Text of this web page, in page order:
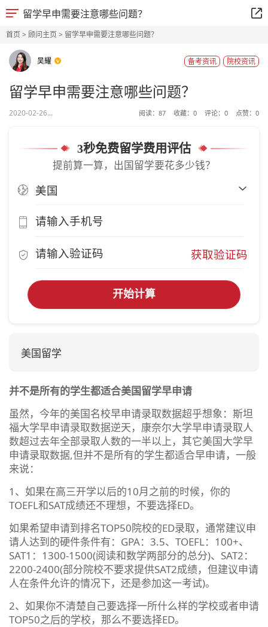
留学早申需要注意哪些问题？
首页> 顾问主页> 留学早申需要注意哪些问题？
吴耀 院校资讯
备考资讯
留学早申需要注意哪些问题？
2020-02-26... 阅读： 87 收藏： 0 评论： 0 点赞： 0
3秒免费留学费用评估
提前算一算，出国留学要花多少钱？
获取验证码
开始计算
美国留学
并不是所有的学生都适合美国留学早申请
虽然，今年的美国名校早申请录取数据超乎想象：斯坦
福大学早申请录取数据逆天，康奈尔大学早申请录取人
数超过去年全部录取人数的一半以上，其它美国大学早
申请录取数据,但并不是所有的学生都适合早申请，一般
来说：
1、如果在高三开学以后的10月之前的时候，你的
TOEFL和SAT成绩还不理想，不要选择ED。
如果希望申请到排名TOP50院校的ED录取，通常建议申
请人达到的硬件条件有：GPA：3.5、TOEFL：100+、
SAT1：1300-1500(阅读和数学两部分的总分)、SAT2：
2200-2400(部分院校不要求提供SAT2成绩，但建议申请
人在条件允许的情况下，还是参加这一考试)。
2、如果你不清楚自己要选择一所什么样的学校或者申请
TOP50之后的学校，那么不要选择ED。